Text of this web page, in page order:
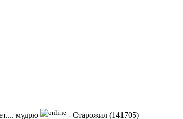
мудрю - Старожил (141705)